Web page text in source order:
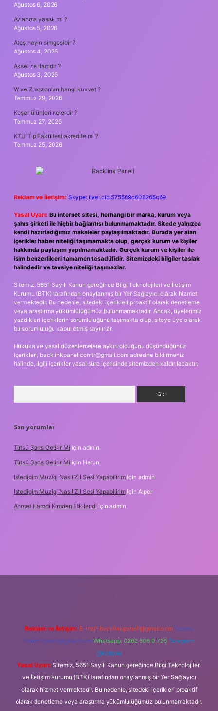
Ağustos 6, 2026
Avlanma yasak mı ?
Ağustos 5, 2026
Ateş neyin simgesidir ?
Ağustos 4, 2026
Aksel ne ilacıdır ?
Ağustos 3, 2026
W ve Z bozonları hangi kuvvet ?
Temmuz 29, 2026
Koşer ürünleri nelerdir ?
Temmuz 27, 2026
KTÜ Tıp Fakültesi akredite mi ?
Temmuz 25, 2026
Reklam ve İletişim: Skype: live:.cid.575569c608265c69
Yasal Uyarı: Bu internet sitesi, herhangi bir marka, kurum veya
şahıs şirketi ile hiçbir bağlantısı bulunmamaktadır. Sitede yalnızca
kendi hazırladığımız makaleler paylaşılmaktadır. Burada yer alan
içerikler haber niteliği taşımamakta olup, gerçek kurum ve kişiler
hakkında paylaşım yapılmamaktadır. Gerçek kurum ve kişiler ile
isim benzerlikleri tamamen tesadüfidir. Sitemizdeki bilgiler taslak
halindedir ve tavsiye niteliği taşımazlar.
Sitemiz, 5651 Sayılı Kanun gereğince Bilgi Teknolojileri ve İletişim
Kurumu (BTK) tarafından onaylanmış bir Yer Sağlayıcı olarak hizmet
vermektedir. Bu nedenle, sitedeki içerikleri proaktif olarak denetleme
veya araştırma yükümlülüğümüz bulunmamaktadır. Ancak, üyelerimiz
yazdıkları içeriklerin sorumluluğunu taşımakta olup, siteye üye olarak
bu sorumluluğu kabul etmiş sayılırlar.
Hukuka ve yasal düzenlemelere aykırı olduğunu düşündüğünüz
içerikleri, backlinkpanelicomtr@gmail.com adresine bildirmeniz
halinde, ilgili içerikler yasal süre içerisinde sitemizden kaldırılacaktır.
Son yorumlar
Tütsü Şans Getirir Mi için admin
Tütsü Şans Getirir Mi için Harun
Istedigim Muzigi Nasil Zil Sesi Yapabilirim için admin
Istedigim Muzigi Nasil Zil Sesi Yapabilirim için Alper
Ahmet Hamdi Kimden Etkilendi için admin
Reklam ve İletişim: E-mail: backlinkpaneli@gmail.com Teams:
forumhizmeti@gmail.com Whatsapp: 0262 606 0 726 Telegram:
@karabul
Yasal Uyarı: Sitemiz, 5651 Sayılı Kanun gereğince Bilgi Teknolojileri
ve İletişim Kurumu (BTK) tarafından onaylanmış bir Yer Sağlayıcı
olarak hizmet vermektedir. Bu nedenle, sitedeki içerikleri proaktif
olarak denetleme veya araştırma yükümlülüğümüz bulunmamaktadır.